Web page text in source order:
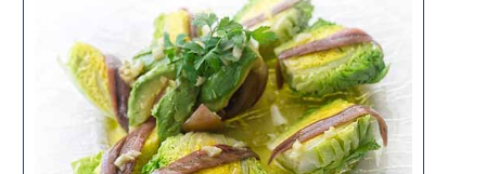
Playas de Granada
Playas de Maro
Excursiones Desde Málaga